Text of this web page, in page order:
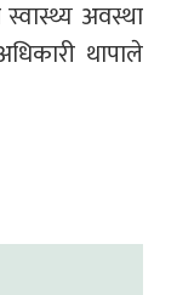
अवस्था
थापाले